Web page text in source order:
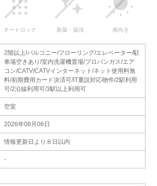
オートロック 新築・築浅 南向き
2階以上/バルコニー/フローリング/エレベーター/駐
車場空きあり/室内洗濯機置場/プロパンガス/エア
コン/CATV/CATVインターネット/ネット使用料無
料/初期費用カード決済可/IT重説対応物件/2駅利用
可/2沿線利用可/3駅以上利用可
空室
2026年08月06日
情報更新日より８日以内
-